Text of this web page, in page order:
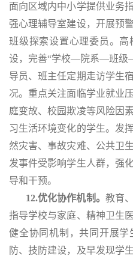
面向区域内中小学提供业务
强心理辅导室建设，开展预
班级探索设置心理委员。
设，完善“学校—院系—班级
导员、班主任定期走访学生
况。重点关注面临学业就业
庭变故、校园欺凌等风险因
习生活环境变化的学生。发
然灾害、事故灾难、公共卫
发事件受影响学生人群，强
导和干预。
12.优化协作机制。 教育
指导学校与家庭、精神卫生
健全协同机制，共同开展
防、技防建设，及早发现学